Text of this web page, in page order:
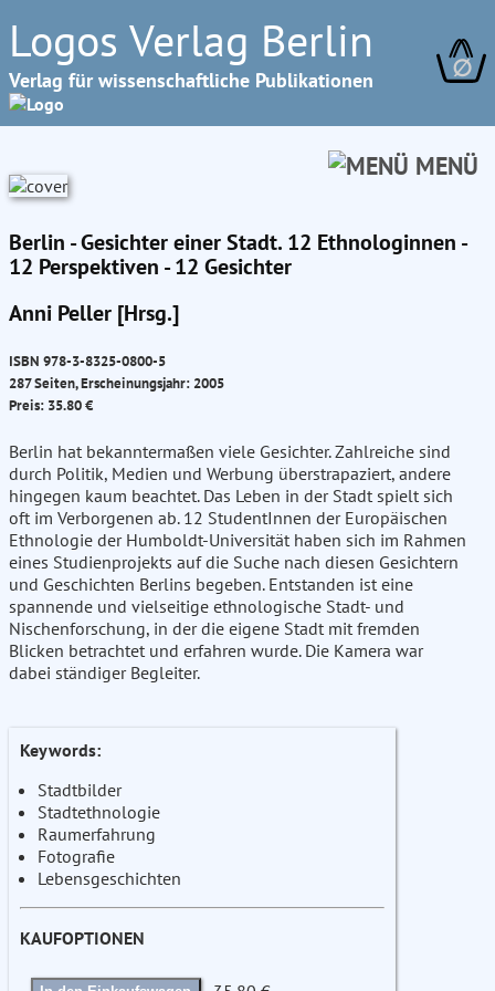
Logos Verlag Berlin
Verlag für wissenschaftliche Publikationen ∅
MENÜ
Berlin - Gesichter einer Stadt. 12 Ethnologinnen -
12 Perspektiven - 12 Gesichter
Anni Peller [Hrsg.]
ISBN 978-3-8325-0800-5
287 Seiten, Erscheinungsjahr: 2005
Preis: 35.80 €
Berlin hat bekanntermaßen viele Gesichter. Zahlreiche sind
durch Politik, Medien und Werbung überstrapaziert, andere
hingegen kaum beachtet. Das Leben in der Stadt spielt sich
oft im Verborgenen ab. 12 StudentInnen der Europäischen
Ethnologie der Humboldt-Universität haben sich im Rahmen
eines Studienprojekts auf die Suche nach diesen Gesichtern
und Geschichten Berlins begeben. Entstanden ist eine
spannende und vielseitige ethnologische Stadt- und
Nischenforschung, in der die eigene Stadt mit fremden
Blicken betrachtet und erfahren wurde. Die Kamera war
dabei ständiger Begleiter.
Keywords:
Stadtbilder
Stadtethnologie
Raumerfahrung
Fotografie
Lebensgeschichten
KAUFOPTIONEN